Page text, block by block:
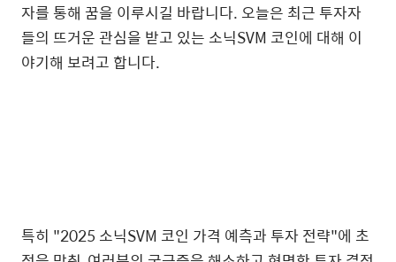
자를 통해 꿈을 이루시길 바랍니다. 오늘은 최근 투자자
들의 뜨거운 관심을 받고 있는 소닉SVM 코인에 대해 이
야기해 보려고 합니다.
특히 "2025 소닉SVM 코인 가격 예측과 투자 전략"에 초